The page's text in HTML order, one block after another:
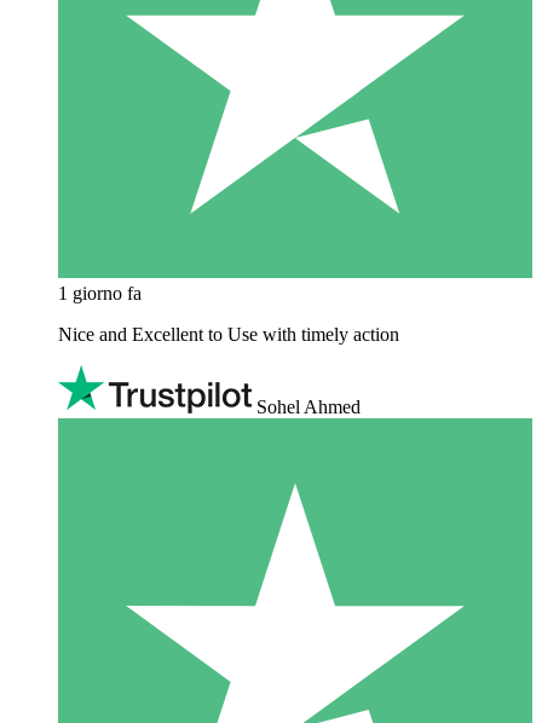
1 giorno fa
Nice and Excellent to Use with timely action
Sohel Ahmed